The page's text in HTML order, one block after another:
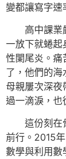
變都讓寫字速
高中課業
一放下就蜷起
性闌尾炎。痛
了，他們的海
母親屢次深
過一滴淚，也
這份刻在
前行。2015
數學與利用